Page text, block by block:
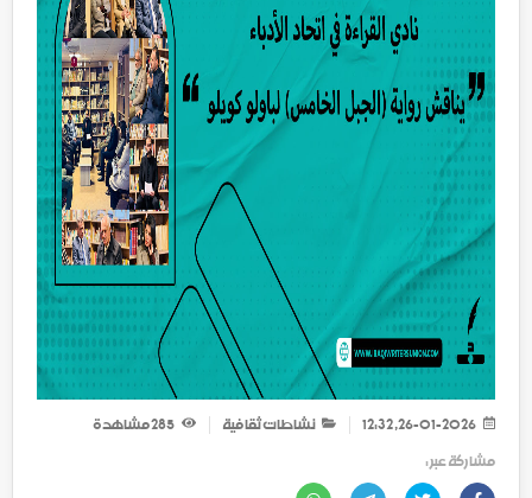
نشاطات ثقافية 285
مشاهدة
مشاركة عبر :